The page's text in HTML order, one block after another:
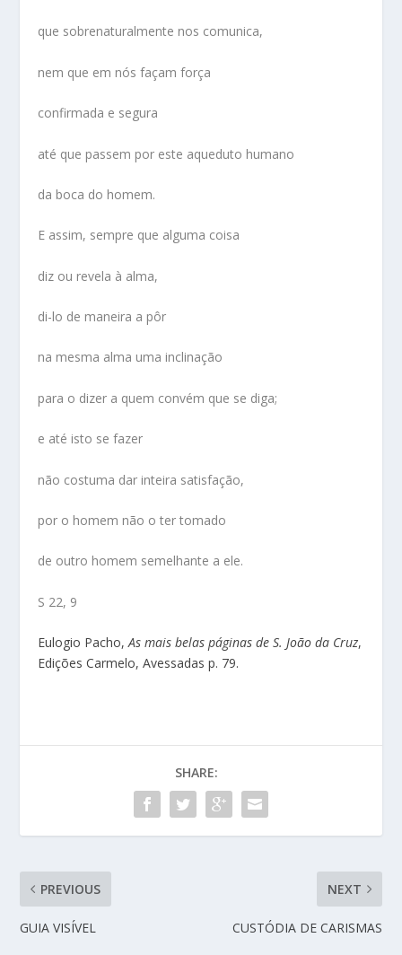
que sobrenaturalmente nos comunica,
nem que em nós façam força
confirmada e segura
até que passem por este aqueduto humano
da boca do homem.
E assim, sempre que alguma coisa
diz ou revela à alma,
di-lo de maneira a pôr
na mesma alma uma inclinação
para o dizer a quem convém que se diga;
e até isto se fazer
não costuma dar inteira satisfação,
por o homem não o ter tomado
de outro homem semelhante a ele.
S 22, 9
Eulogio Pacho,As mais belas páginas de S. João da Cruz,
Edições Carmelo, Avessadas p. 79.
SHARE:
PREVIOUS
GUIA VISÍVEL
NEXT
CUSTÓDIA DE CARISMAS